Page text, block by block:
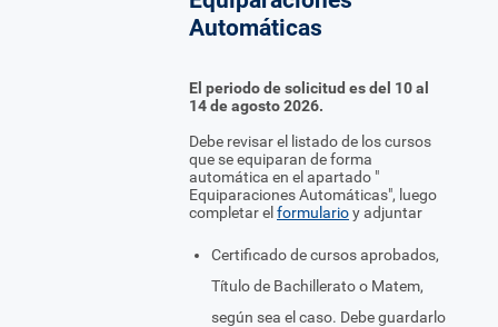
Automáticas
El periodo de solicitud es del 10 al
14 de agosto 2026.
Debe revisar el listado de los cursos
que se equiparan de forma
automática en el apartado "
Equiparaciones Automáticas", luego
completar el formularioy adjuntar
Certificado de cursos aprobados,
Título de Bachillerato o Matem,
según sea el caso. Debe guardarlo